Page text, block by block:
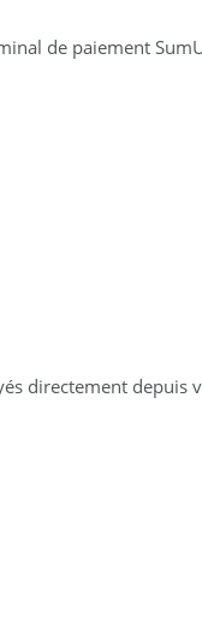
de paiement
directement depuis